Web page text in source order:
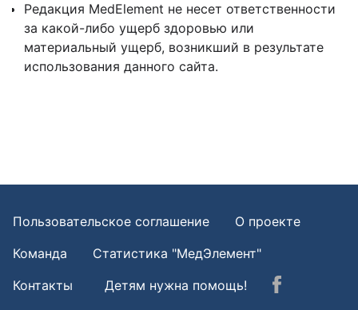
Редакция MedElement не несет ответственности
за какой-либо ущерб здоровью или
материальный ущерб, возникший в результате
использования данного сайта.
Пользовательское соглашение
О проекте
Команда
Статистика "МедЭлемент"
Контакты
Детям нужна помощь!